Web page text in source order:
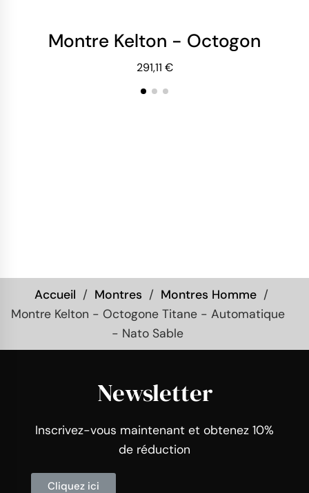
Montre Kelton - Octogone
291,11 €
Accueil Montres
Montres Homme
Montre Kelton - Octogone Titane - Automatique
- Nato Sable
Newsletter
Inscrivez-vous maintenant et obtenez 10%
de réduction
Cliquez ici